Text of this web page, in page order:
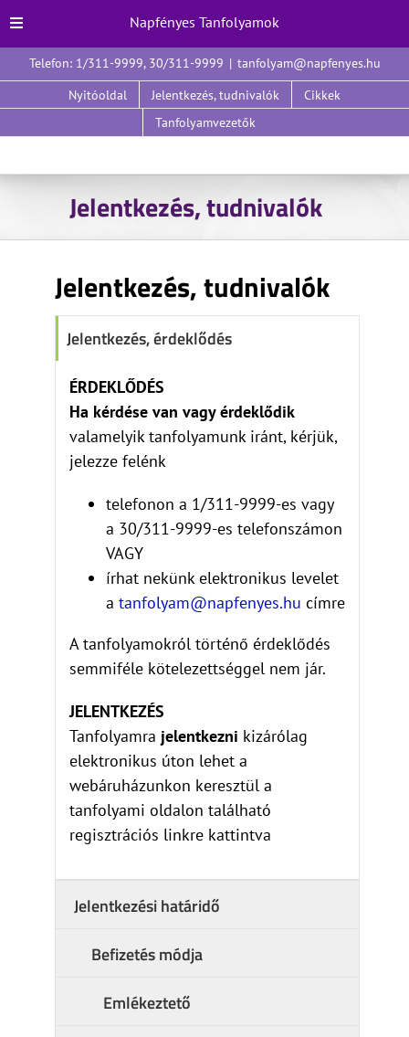
KihagyásTelefon: 1/311-9999, 30/311-9999 | tanfolyam@napfenyes.hu
Nyitóoldal
Jelentkezés, tudnivalók
Cikkek
Tanfolyamvezetők
Jelentkezés, tudnivalók
Jelentkezés, tudnivalók
Jelentkezés, érdeklődés
ÉRDEKLŐDÉS
Ha kérdése van vagy érdeklődik
valamelyik tanfolyamunk iránt, kérjük,
jelezze felénk
telefonon a 1/311-9999-es vagy
a 30/311-9999-es telefonszámon
VAGY
írhat nekünk elektronikus levelet
a tanfolyam@napfenyes.hu címre
A tanfolyamokról történő érdeklődés
semmiféle kötelezettséggel nem jár.
JELENTKEZÉS
Tanfolyamra jelentkezni kizárólag
elektronikus úton lehet a
webáruházunkon keresztül a
tanfolyami oldalon található
regisztrációs linkre kattintva
Jelentkezési határidő
Befizetés módja
Emlékeztető
Napfényes Tanfolyamok